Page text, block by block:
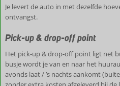
Je levert de auto in met dezelfde
ontvangst.
Pick-up & drop-off point
Het pick-up & drop-off point ligt net
busje wordt je van en naar het
avonds laat / ’s nachts aankomt